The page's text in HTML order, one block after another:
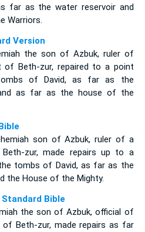
far as the water reservoir and
Warriors.
Version
the son of Azbuk, ruler of
Beth-zur, repaired to a point
of David, as far as the
as far as the house of the
son of Azbuk, ruler of a
zur, made repairs up to a
tombs of David, as far as the
the House of the Mighty.
Bible
the son of Azbuk, official of
Beth-zur, made repairs as far